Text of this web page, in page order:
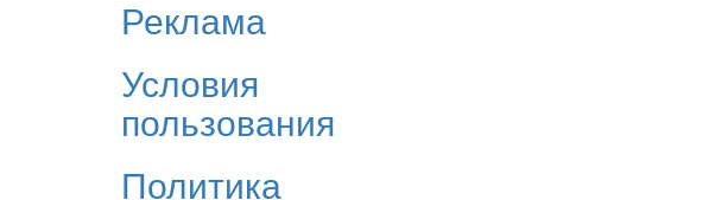
Реклама
Условия
пользования
Политика